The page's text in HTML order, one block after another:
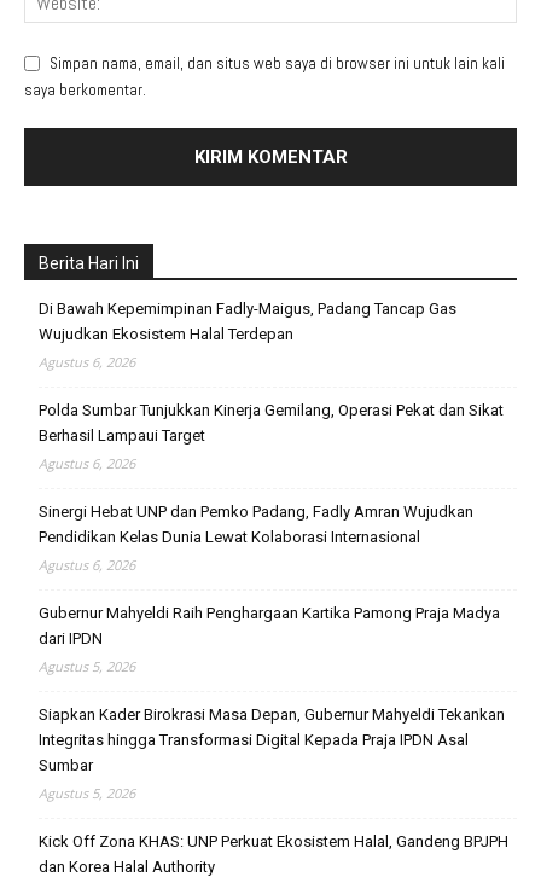
Simpan nama, email, dan situs web saya di browser ini untuk lain kali
saya berkomentar.
Berita Hari Ini
Di Bawah Kepemimpinan Fadly-Maigus, Padang Tancap Gas
Wujudkan Ekosistem Halal Terdepan
Agustus 6, 2026
Polda Sumbar Tunjukkan Kinerja Gemilang, Operasi Pekat dan Sikat
Berhasil Lampaui Target
Agustus 6, 2026
Sinergi Hebat UNP dan Pemko Padang, Fadly Amran Wujudkan
Pendidikan Kelas Dunia Lewat Kolaborasi Internasional
Agustus 6, 2026
Gubernur Mahyeldi Raih Penghargaan Kartika Pamong Praja Madya
dari IPDN
Agustus 5, 2026
Siapkan Kader Birokrasi Masa Depan, Gubernur Mahyeldi Tekankan
Integritas hingga Transformasi Digital Kepada Praja IPDN Asal
Sumbar
Agustus 5, 2026
Kick Off Zona KHAS: UNP Perkuat Ekosistem Halal, Gandeng BPJPH
dan Korea Halal Authority